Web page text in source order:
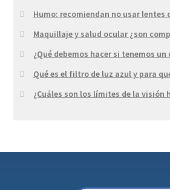
Humo: recomiendan no usar lentes
Maquillaje y salud ocular ¿son
¿Qué debemos hacer si tenemos
Qué es el filtro de luz azul y para
¿Cuáles son los límites de la visión